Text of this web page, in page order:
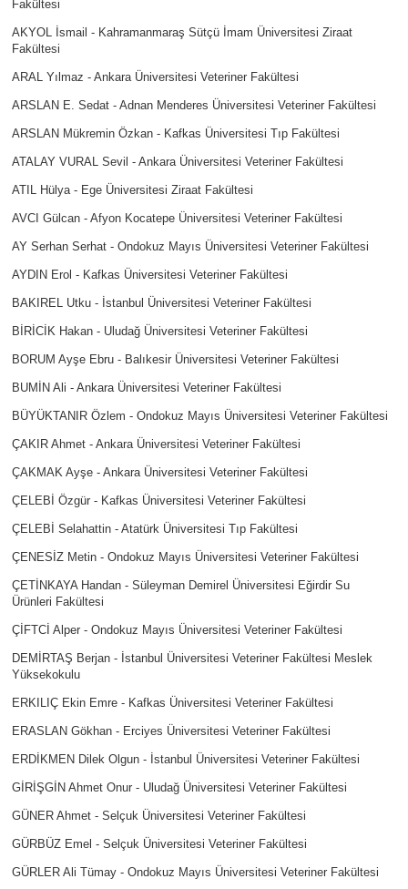
Fakültesi
AKYOL İsmail - Kahramanmaraş Sütçü İmam Üniversitesi Ziraat
Fakültesi
ARAL Yılmaz - Ankara Üniversitesi Veteriner Fakültesi
ARSLAN E. Sedat - Adnan Menderes Üniversitesi Veteriner Fakültesi
ARSLAN Mükremin Özkan - Kafkas Üniversitesi Tıp Fakültesi
ATALAY VURAL Sevil - Ankara Üniversitesi Veteriner Fakültesi
ATIL Hülya - Ege Üniversitesi Ziraat Fakültesi
AVCI Gülcan - Afyon Kocatepe Üniversitesi Veteriner Fakültesi
AY Serhan Serhat - Ondokuz Mayıs Üniversitesi Veteriner Fakültesi
AYDIN Erol - Kafkas Üniversitesi Veteriner Fakültesi
BAKIREL Utku - İstanbul Üniversitesi Veteriner Fakültesi
BİRİCİK Hakan - Uludağ Üniversitesi Veteriner Fakültesi
BORUM Ayşe Ebru - Balıkesir Üniversitesi Veteriner Fakültesi
BUMİN Ali - Ankara Üniversitesi Veteriner Fakültesi
BÜYÜKTANIR Özlem - Ondokuz Mayıs Üniversitesi Veteriner Fakültesi
ÇAKIR Ahmet - Ankara Üniversitesi Veteriner Fakültesi
ÇAKMAK Ayşe - Ankara Üniversitesi Veteriner Fakültesi
ÇELEBİ Özgür - Kafkas Üniversitesi Veteriner Fakültesi
ÇELEBİ Selahattin - Atatürk Üniversitesi Tıp Fakültesi
ÇENESİZ Metin - Ondokuz Mayıs Üniversitesi Veteriner Fakültesi
ÇETİNKAYA Handan - Süleyman Demirel Üniversitesi Eğirdir Su
Ürünleri Fakültesi
ÇİFTCİ Alper - Ondokuz Mayıs Üniversitesi Veteriner Fakültesi
DEMİRTAŞ Berjan - İstanbul Üniversitesi Veteriner Fakültesi Meslek
Yüksekokulu
ERKILIÇ Ekin Emre - Kafkas Üniversitesi Veteriner Fakültesi
ERASLAN Gökhan - Erciyes Üniversitesi Veteriner Fakültesi
ERDİKMEN Dilek Olgun - İstanbul Üniversitesi Veteriner Fakültesi
GİRİŞGİN Ahmet Onur - Uludağ Üniversitesi Veteriner Fakültesi
GÜNER Ahmet - Selçuk Üniversitesi Veteriner Fakültesi
GÜRBÜZ Emel - Selçuk Üniversitesi Veteriner Fakültesi
GÜRLER Ali Tümay - Ondokuz Mayıs Üniversitesi Veteriner Fakültesi